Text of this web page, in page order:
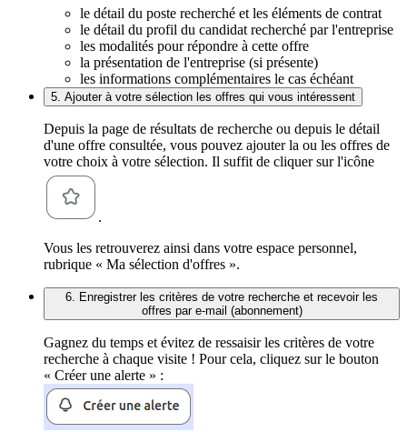
le détail du poste recherché et les éléments de contrat
le détail du profil du candidat recherché par l'entreprise
les modalités pour répondre à cette offre
la présentation de l'entreprise (si présente)
les informations complémentaires le cas échéant
5. Ajouter à votre sélection les offres qui vous intéressent
Depuis la page de résultats de recherche ou depuis le détail
d'une offre consultée, vous pouvez ajouter la ou les offres de
votre choix à votre sélection. Il suffit de cliquer sur l'icône
.
Vous les retrouverez ainsi dans votre espace personnel,
rubrique « Ma sélection d'offres ».
6. Enregistrer les critères de votre recherche et recevoir les
offres par e-mail (abonnement)
Gagnez du temps et évitez de ressaisir les critères de votre
recherche à chaque visite ! Pour cela, cliquez sur le bouton
« Créer une alerte » :